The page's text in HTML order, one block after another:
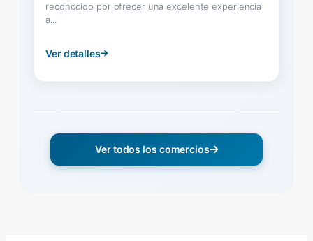
reconocido por ofrecer una excelente experiencia
a...
Ver detalles
Ver todos los comercios